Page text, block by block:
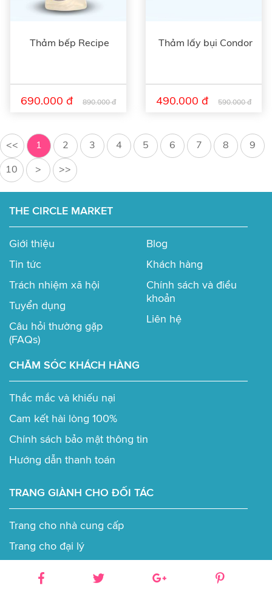
Thảm bếp Recipe
690.000 đ 890.000 đ
Thảm lấy bụi Condor
490.000 đ 590.000 đ
<< 1 2 3 4 5 6 7 8
9
10
> >>
THE CIRCLE MARKET
Giới thiệu
Tin tức
Trách nhiệm xã hội
Tuyển dụng
Câu hỏi thường gặp
(FAQs)
Blog
Khách hàng
Chính sách và điều
khoản
Liên hệ
CHĂM SÓC KHÁCH HÀNG
Thắc mắc và khiếu nại
Cam kết hài lòng 100%
Chính sách bảo mật thông tin
Hướng dẫn thanh toán
TRANG GIÀNH CHO ĐỐI TÁC
Trang cho nhà cung cấp
Trang cho đại lý